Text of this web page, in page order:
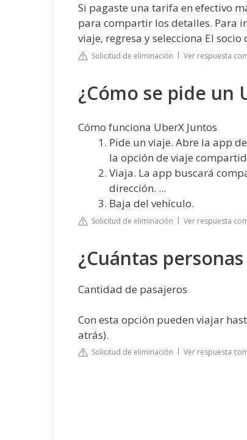
Si pagaste una tarifa en efectivo
para compartir los detalles. Para
viaje, regresa y selecciona El
Solicitud de eliminación Ver respuesta
¿Cómo se pide un
Cómo funciona UberX Juntos
Pide un viaje. Abre la app
la opción de viaje
Viaja. La app buscará
dirección. ...
Baja del vehículo.
Solicitud de eliminación Ver respuesta
¿Cuántas
Cantidad de pasajeros
Con esta opción pueden viajar
atrás).
Solicitud de eliminación Ver respuesta